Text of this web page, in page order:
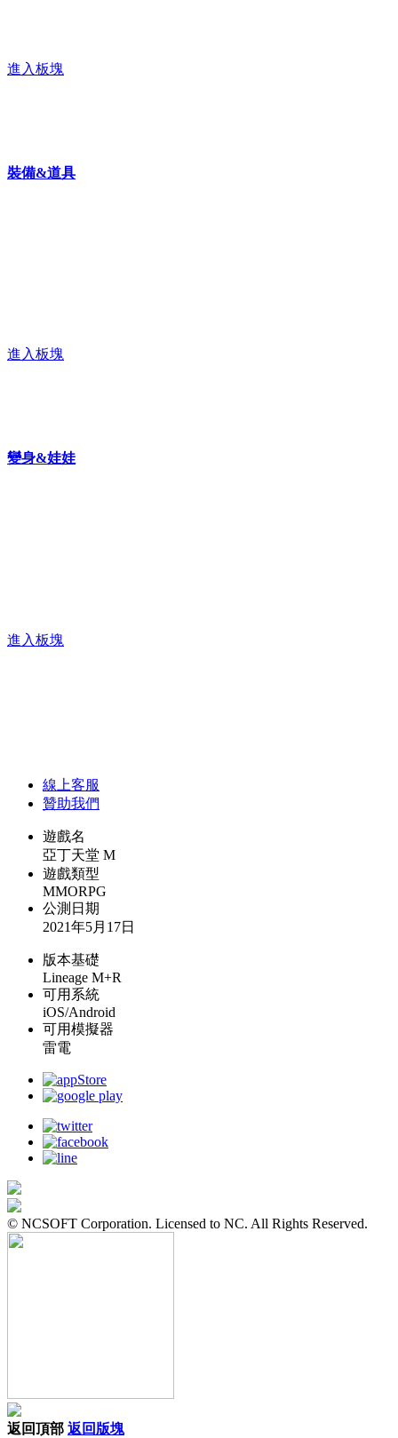
進入板塊
裝備&道具
進入板塊
變身&娃娃
進入板塊
線上客服
贊助我們
遊戲名
亞丁天堂 M
遊戲類型
MMORPG
公測日期
2021年5月17日
版本基礎
Lineage M+R
可用系統
iOS/Android
可用模擬器
雷電
© NCSOFT Corporation. Licensed to NC. All Rights Reserved.
返回頂部 返回版塊